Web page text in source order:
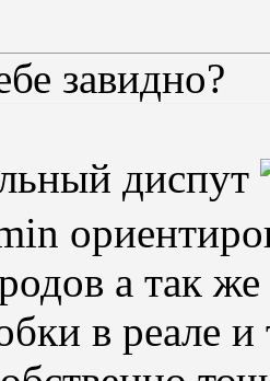
завидно?
диспут
а так
в реале